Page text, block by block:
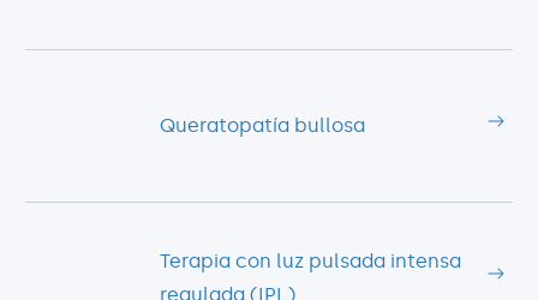
Queratopatía bullosa
Terapia con luz pulsada intensa
regulada (IPL)